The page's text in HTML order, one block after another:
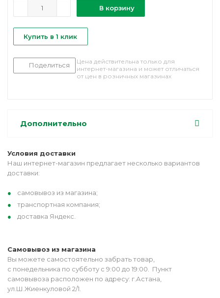
В корзину
Купить в 1 клик
Поделиться
Цена действительна только для
интернет-магазина и может отличаться
от цен в розничных магазинах
Дополнительно
Условия доставки
Наш интернет-магазин предлагает несколько вариантов
доставки:
самовывоз из магазина;
транспортная компания;
доставка Яндекс.
Самовывоз из магазина
Вы можете самостоятельно забрать товар,
с понедельника по субботу с 9:00 до 19:00. Пункт
самовывоза расположен по адресу: г.Астана,
ул.Ш.Жиенкуловой 2/1.